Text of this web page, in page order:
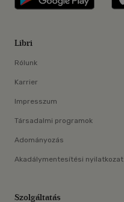
Libri
Rólunk
Karrier
Impresszum
Társadalmi programok
Adományozás
Akadálymentesítési nyilatkozat
Szolgáltatás